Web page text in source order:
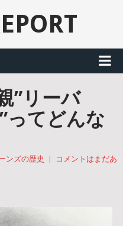
”リーバ
ってどんな
ンズの歴史
コメントはまだあ